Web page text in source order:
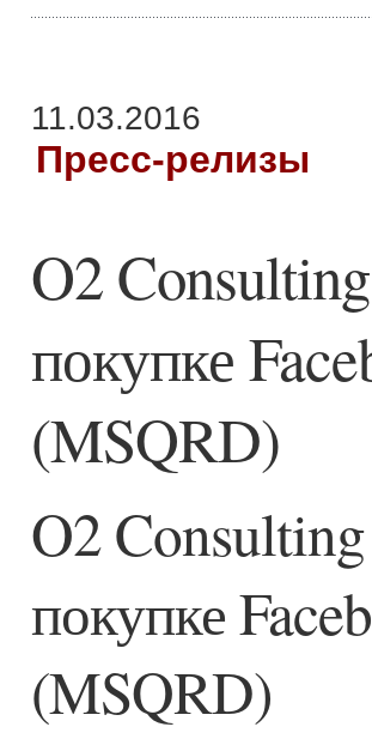
11.03.2016
Пресс-релизы
O2
покупке
(MSQRD)
O2 Consulting
покупке
(MSQRD)